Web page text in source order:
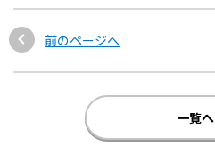
前のページへ
一覧へ